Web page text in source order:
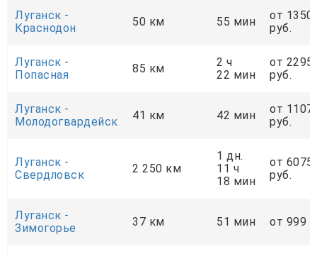
Луганск -
Краснодон
50 км 55 мин
от 1350
руб.
Луганск -
Попасная
85 км
2 ч
22 мин
от 2295
руб.
Луганск -
Молодогвардейск
41 км 42 мин
от 1107
руб.
Луганск -
Свердловск
2 250 км
1 дн.
11 ч
18 мин
от
руб.
Луганск -
Зимогорье
37 км 51 мин от 999